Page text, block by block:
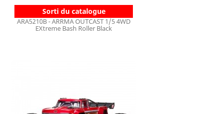
Sorti du catalogue
ARA5210B - ARRMA OUTCAST 1/5 4WD
EXtreme Bash Roller Black